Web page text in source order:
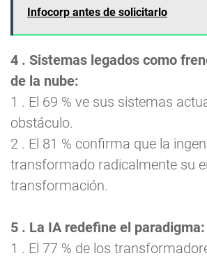
Infocorp antes de solicitarlo
4 . Sistemas legados como
de la nube:
1 . El 69 % ve sus sistemas
obstáculo.
2 . El 81 % confirma que la
transformado radicalmente su
transformación.
5 . La IA redefine el paradigma:
1 . El 77 % de los